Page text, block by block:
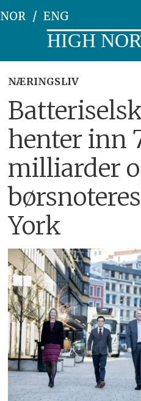
NOR ENG
HIGH
NÆRINGSLIV
henter inn
milliarder
York